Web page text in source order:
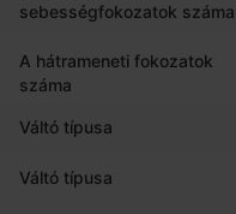
sebességfokozatok száma
A hátrameneti fokozatok
száma
Váltó típusa
Váltó típusa